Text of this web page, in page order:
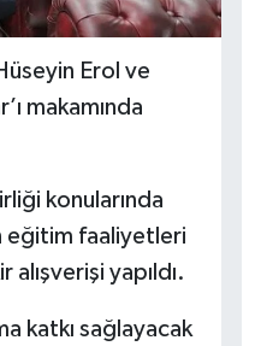
Erol ve
makamında
konularında
eğitim faaliyetleri
yapıldı.
katkı sağlayacak